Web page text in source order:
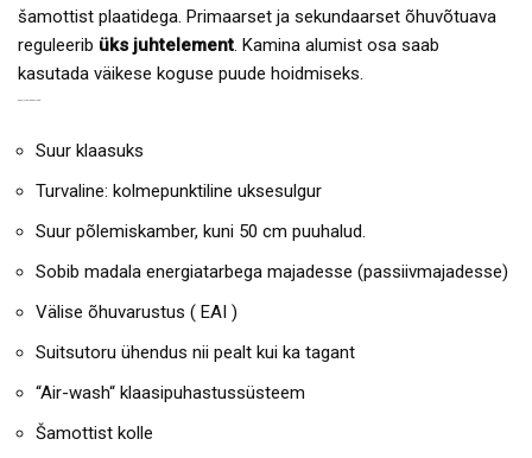
šamottist plaatidega. Primaarset ja sekundaarset õhuvõtuava
reguleerib üks juhtelement. Kamina alumist osa saab
kasutada väikese koguse puude hoidmiseks.
Suur klaasuks
Turvaline: kolmepunktiline uksesulgur
Suur põlemiskamber, kuni 50 cm puuhalud.
Sobib madala energiatarbega majadesse (passiivmajadesse)
Välise õhuvarustus ( EAI )
Suitsutoru ühendus nii pealt kui ka tagant
“Air-wash“ klaasipuhastussüsteem
Šamottist kolle